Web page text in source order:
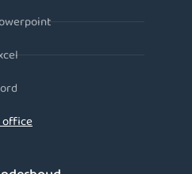
office